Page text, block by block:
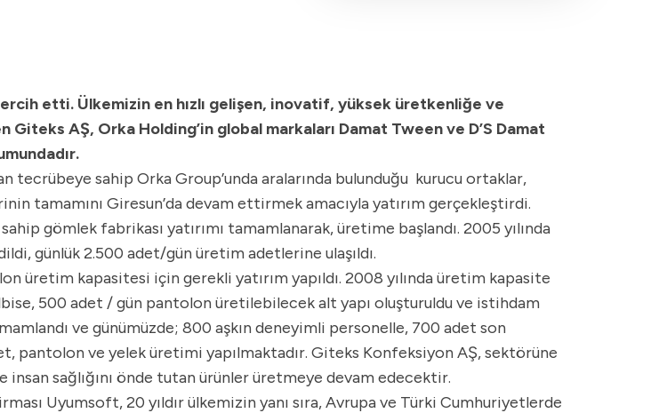
etti. Ülkemizin en hızlı gelişen, inovatif, yüksek üretkenliğe ve
AŞ, Orka Holding’in global markaları Damat Tween ve D’S Damat
tecrübeye sahip Orka Group’unda aralarında bulunduğu kurucu ortaklar,
tamamını Giresun’da devam ettirmek amacıyla yatırım gerçekleştirdi.
gömlek fabrikası yatırımı tamamlanarak, üretime başlandı. 2005 yılında
günlük 2.500 adet/gün üretim adetlerine ulaşıldı.
üretim kapasitesi için gerekli yatırım yapıldı. 2008 yılında üretim kapasite
500 adet / gün pantolon üretilebilecek alt yapı oluşturuldu ve istihdam
ve günümüzde; 800 aşkın deneyimli personelle, 700 adet son
pantolon ve yelek üretimi yapılmaktadır. Giteks Konfeksiyon AŞ, sektörüne
sağlığını önde tutan ürünler üretmeye devam edecektir.
Uyumsoft, 20 yıldır ülkemizin yanı sıra, Avrupa ve Türki Cumhuriyetlerde